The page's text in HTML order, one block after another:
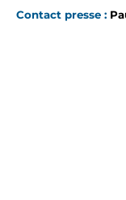
Contact presse :